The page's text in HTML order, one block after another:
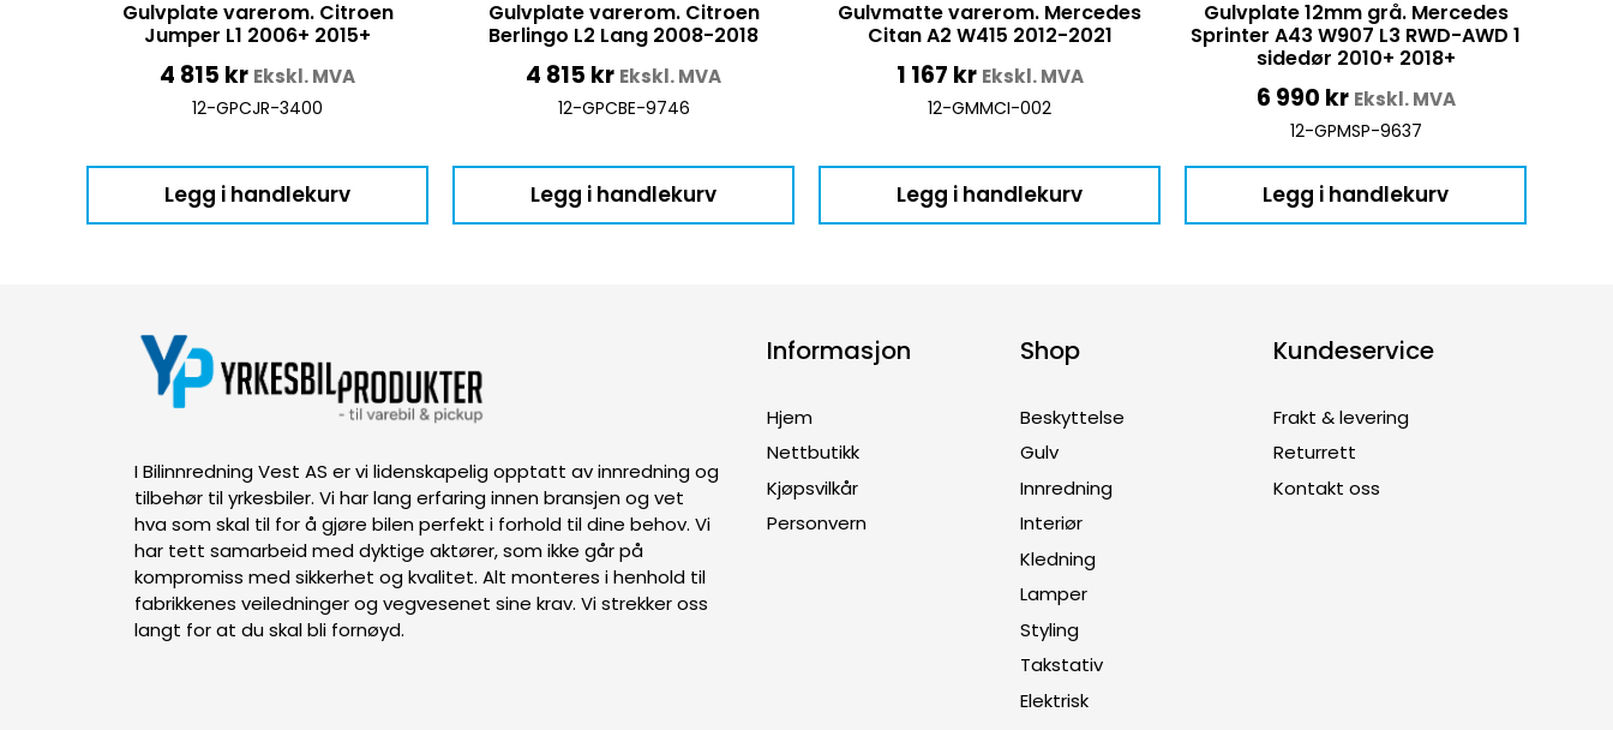
Gulvplate varerom. Citroen
Jumper L1 2006+ 2015+
4 815 kr Ekskl. MVA
12-GPCJR-3400
Legg i handlekurv
Gulvplate varerom. Citroen
Berlingo L2 Lang 2008-2018
4 815 kr Ekskl. MVA
12-GPCBE-9746
Legg i handlekurv
Gulvmatte varerom. Mercedes
Citan A2 W415 2012-2021
1 167 kr Ekskl. MVA
12-GMMCI-002
Legg i handlekurv
Gulvplate 12mm grå. Mercedes
Sprinter A43 W907 L3 RWD-AWD 1
sidedør 2010+ 2018+
6 990 kr Ekskl. MVA
12-GPMSP-9637
Legg i handlekurv
I Bilinnredning Vest AS er vi lidenskapelig opptatt av innredning og
tilbehør til yrkesbiler. Vi har lang erfaring innen bransjen og vet
hva som skal til for å gjøre bilen perfekt i forhold til dine behov. Vi
har tett samarbeid med dyktige aktører, som ikke går på
kompromiss med sikkerhet og kvalitet. Alt monteres i henhold til
fabrikkenes veiledninger og vegvesenet sine krav. Vi strekker oss
langt for at du skal bli fornøyd.
Informasjon
Hjem
Nettbutikk
Kjøpsvilkår
Personvern
Shop
Beskyttelse
Gulv
Innredning
Interiør
Kledning
Lamper
Styling
Takstativ
Elektrisk
Kundeservice
Frakt & levering
Returrett
Kontakt oss